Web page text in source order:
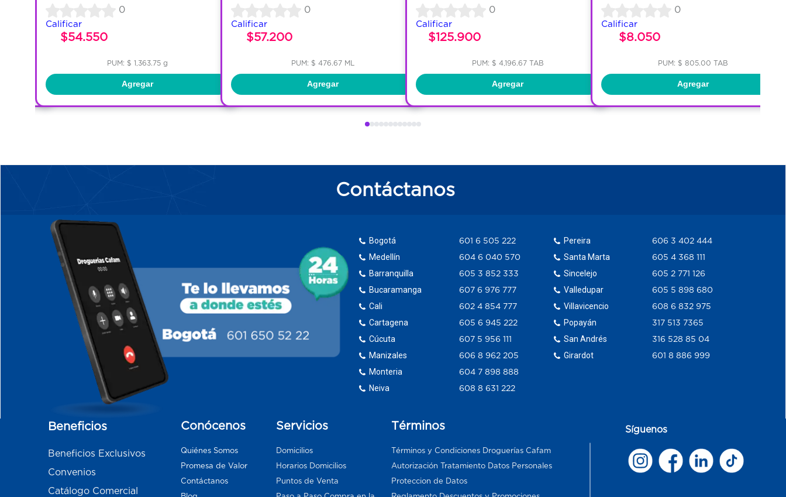
0
Calificar
$54.550
PUM: $ 1,363.75 g
Agregar
0
Calificar
$57.200
PUM: $ 476.67 ML
Agregar
0
Calificar
$125.900
PUM: $ 4,196.67 TAB
Agregar
0
Calificar
$8.050
PUM: $ 805.00 TAB
Agregar
Contáctanos
Bogotá
Medellín
Barranquilla
Bucaramanga
Cali
Cartagena
Cúcuta
Manizales
Monteria
Neiva
601 6 505 222
604 6 040 570
605 3 852 333
607 6 976 777
602 4 854 777
605 6 945 222
607 5 956 111
606 8 962 205
604 7 898 888
608 8 631 222
Pereira
Santa Marta
Sincelejo
Valledupar
Villavicencio
Popayán
San Andrés
Girardot
606 3 402 444
605 4 368 111
605 2 771 126
605 5 898 680
608 6 832 975
317 513 7365
316 528 85 04
601 8 886 999
Beneficios
Beneficios Exclusivos
Convenios
Catálogo Comercial
Conócenos
Quiénes Somos
Promesa de Valor
Contáctanos
Servicios
Domicilios
Horarios Domicilios
Puntos de Venta
Términos
Términos y Condiciones Droguerías Cafam
Autorización Tratamiento Datos Personales
Proteccion de Datos
Síguenos